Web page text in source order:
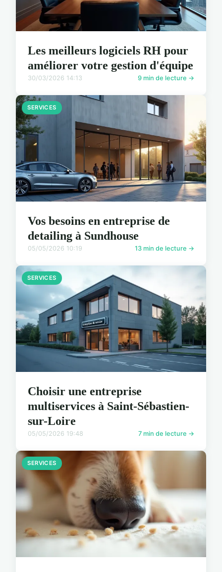
Les meilleurs logiciels RH pour
améliorer votre gestion d'équipe
30/03/2026 14:13 9 min de lecture →
SERVICES
Vos besoins en entreprise de
detailing à Sundhouse
05/05/2026 10:19 13 min de lecture →
SERVICES
Choisir une entreprise
multiservices à Saint-Sébastien-
sur-Loire
05/05/2026 19:48 7 min de lecture →
SERVICES